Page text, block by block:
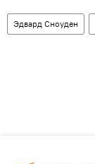
Эдвард Сноуден